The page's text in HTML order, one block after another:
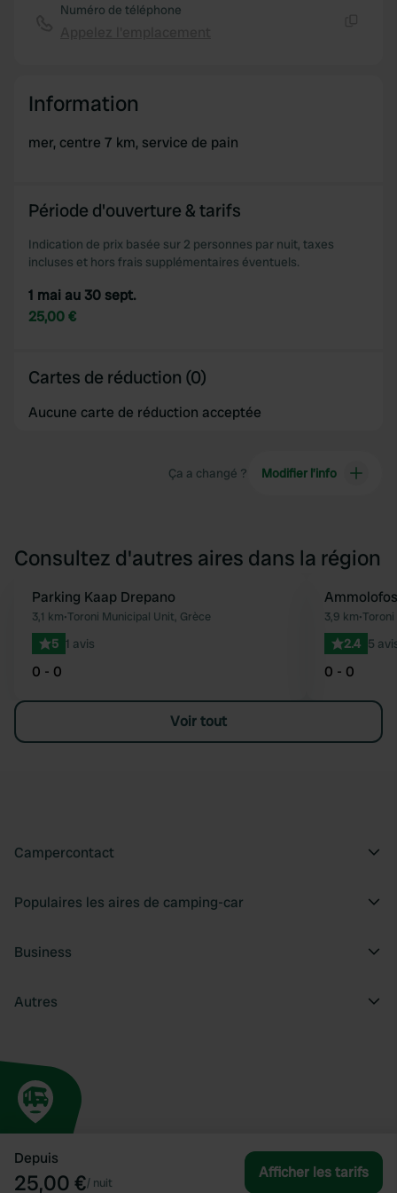
Depuis
25,00 €/ nuit
Afficher les tarifs
Numéro de téléphone
Information
mer, centre 7 km, service de pain
Période d'ouverture & tarifs
Indication de prix basée sur 2 personnes par nuit, taxes
incluses et hors frais supplémentaires éventuels.
1 mai au 30 sept.
25,00 €
Cartes de réduction (0)
Aucune carte de réduction acceptée
Ça a changé ? Modifier l’info
Consultez d'autres aires dans la région
Préféré
Parking Kaap Drepano
3,1 km•Toroni Municipal Unit, Grèce
5 1 avis
0 - 0
3,9 km•
2.4 5
0 - 0
Voir tout
Campercontact
Populaires les aires de camping-car
Business
Autres